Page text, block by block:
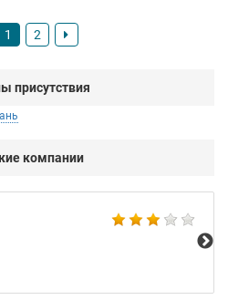
1 2
присутствия
компании